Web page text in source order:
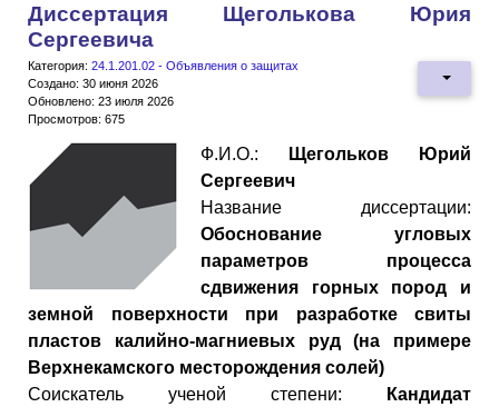
Диссертация Щеголькова Юрия
Сергеевича
Категория: 24.1.201.02 - Объявления о защитах
Создано: 30 июня 2026
Обновлено: 23 июля 2026
Просмотров: 675
Ф.И.О.:
Щегольков Юрий
Сергеевич
Название диссертации:
Обоснование угловых
параметров процесса
сдвижения горных пород и
земной поверхности при разработке свиты
пластов калийно-магниевых руд (на примере
Верхнекамского месторождения солей)
Cоискатель ученой степени: Кандидат